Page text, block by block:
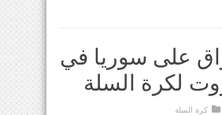
على سوريا في
لكرة السلة
كرة السلة